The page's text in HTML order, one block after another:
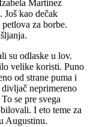
Martinez
Još kao dečak
za borbe.
su odlaske u lov.
velike koristi. Puno
od strane puma i
neprimereno
se pre svega
I eto teme za
Augustinu.